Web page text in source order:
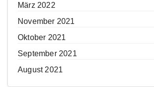
März 2022
November 2021
Oktober 2021
September 2021
August 2021